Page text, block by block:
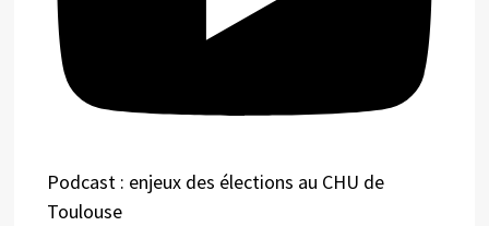
Podcast : enjeux des élections au CHU de
Toulouse